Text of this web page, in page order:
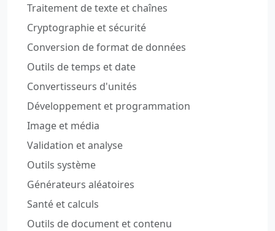
Traitement de texte et chaînes
Cryptographie et sécurité
Conversion de format de données
Outils de temps et date
Convertisseurs d'unités
Développement et programmation
Image et média
Validation et analyse
Outils système
Générateurs aléatoires
Santé et calculs
Outils de document et contenu